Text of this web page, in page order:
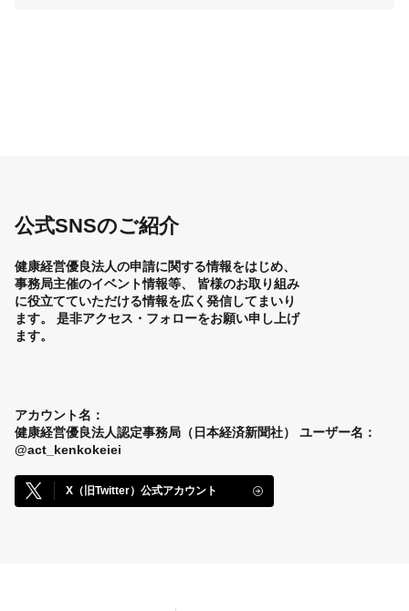
公式SNSのご紹介
健康経営優良法人の申請に関する情報をはじめ、
事務局主催のイベント情報等、
皆様のお取り組み
に役立てていただける情報を広く発信してまいり
ます。
是非アクセス・フォローをお願い申し上げ
ます。
アカウント名：
健康経営優良法人認定事務局（日本経済新聞社）
ユーザー名：
@act_kenkokeiei
X（旧Twitter）公式アカウント